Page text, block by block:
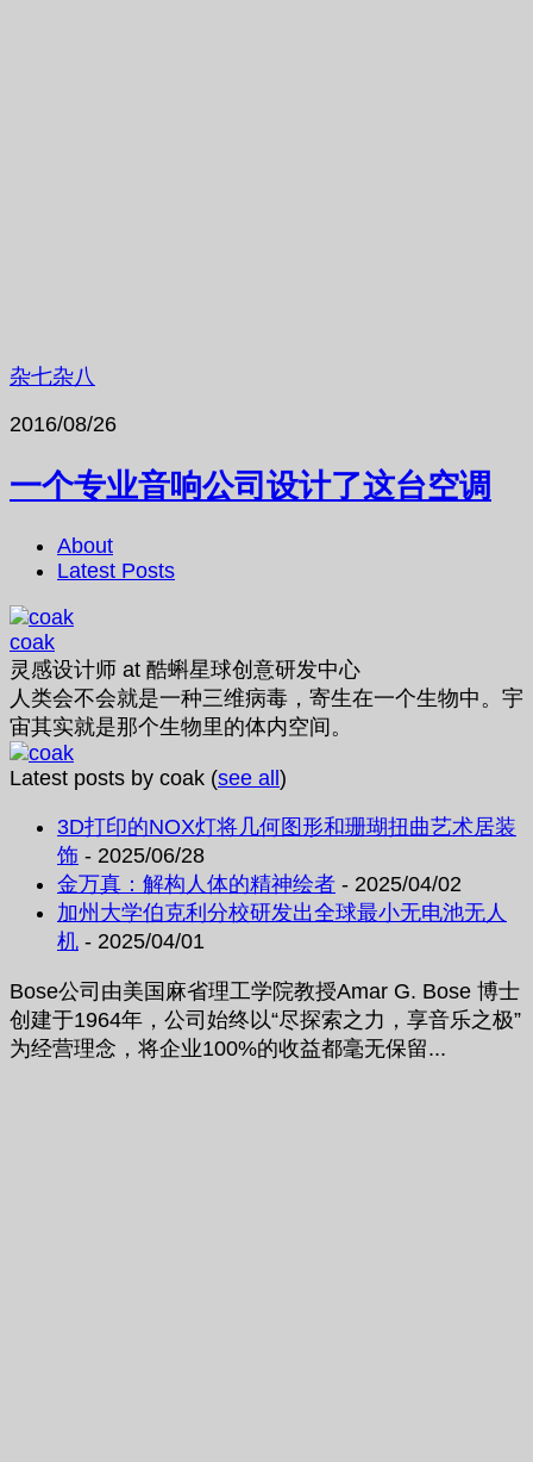
杂七杂八
2016/08/26
一个专业音响公司设计了这台空调
About
Latest Posts
coak
灵感设计师 at 酷蝌星球创意研发中心
人类会不会就是一种三维病毒，寄生在一个生物中。宇
宙其实就是那个生物里的体内空间。
Latest posts by coak (see all )
3D打印的NOX灯将几何图形和珊瑚扭曲艺术居装
饰 - 2025/06/28
金万真：解构人体的精神绘者 - 2025/04/02
加州大学伯克利分校研发出全球最小无电池无人
机 - 2025/04/01
Bose公司由美国麻省理工学院教授Amar G. Bose 博士
创建于1964年，公司始终以“尽探索之力，享音乐之极”
为经营理念，将企业100%的收益都毫无保留...